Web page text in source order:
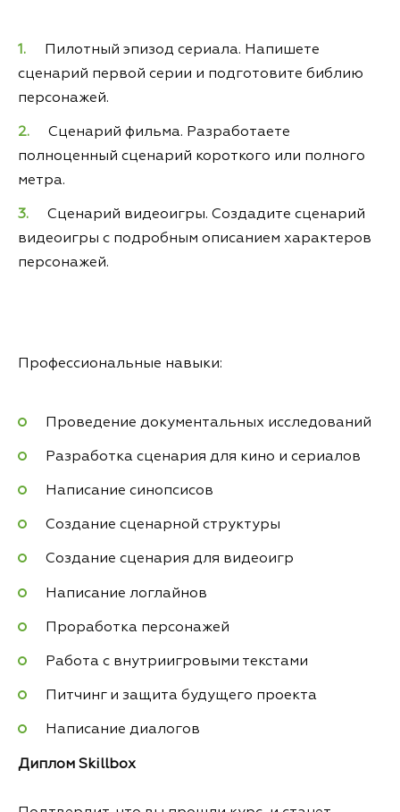
Пилотный эпизод сериала. Напишете
сценарий первой серии и подготовите библию
персонажей.
Сценарий фильма. Разработаете
полноценный сценарий короткого или полного
метра.
Сценарий видеоигры. Создадите сценарий
видеоигры с подробным описанием характеров
персонажей.
Профессиональные навыки:
Проведение документальных исследований
Разработка сценария для кино и сериалов
Написание синопсисов
Создание сценарной структуры
Создание сценария для видеоигр
Написание логлайнов
Проработка персонажей
Работа с внутриигровыми текстами
Питчинг и защита будущего проекта
Написание диалогов
Диплом Skillbox